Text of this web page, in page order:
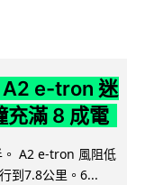
e-tron 迷
滿 8 成電
A2 e-tron 風阻低
到7.8公里。6...